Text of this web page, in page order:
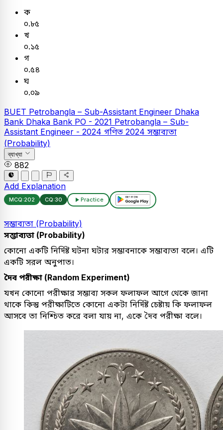
ক
০.৮৫
খ
০.১৫
গ
০.৫৪
ঘ
০.০৯
BUET Petrobangla – Sub-Assistant Engineer Dhaka
Bank Dhaka Bank PO - 2021 Petrobangla – Sub-
Assistant Engineer - 2024 গণিত 2024 সম্ভাব্যতা
(Probability)
ব্যাখ্যা
882
Add Explanation
MCQ:202 CQ:30 Practice
সম্ভাব্যতা (Probability)
সম্ভাব্যতা (Probability)
কোনো একটি নির্দিষ্ট ঘটনা ঘটার সম্ভাবনাকে সম্ভাব্যতা বলে। এটি
একটি সরল অনুপাত।
দৈব পরীক্ষা (Random Experiment)
যখন কোনো পরীক্ষার সম্ভাব্য সকল ফলাফল আগে থেকে জানা
থাকে কিন্তু পরীক্ষাটিতে কোনো একটা নির্দিষ্ট চেষ্টায় কি ফলাফল
আসবে তা নিশ্চিত করে বলা যায় না, একে দৈব পরীক্ষা বলে।